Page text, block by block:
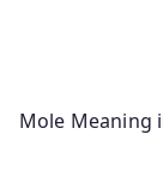
Mole Meaning